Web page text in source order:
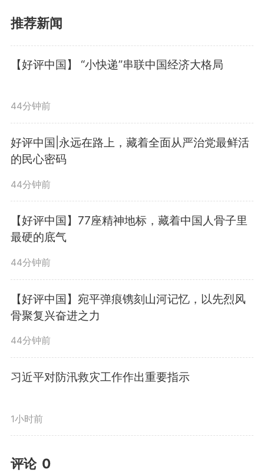
推荐新闻
【好评中国】 “小快递”串联中国经济大格局
44分钟前
好评中国|永远在路上，藏着全面从严治党最鲜活
的民心密码
44分钟前
【好评中国】77座精神地标，藏着中国人骨子里
最硬的底气
44分钟前
【好评中国】宛平弹痕镌刻山河记忆，以先烈风
骨聚复兴奋进之力
44分钟前
习近平对防汛救灾工作作出重要指示
1小时前
评论 0